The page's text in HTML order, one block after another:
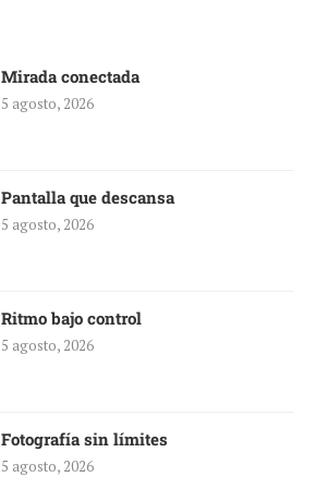
Mirada conectada
5 agosto, 2026
Pantalla que descansa
5 agosto, 2026
Ritmo bajo control
5 agosto, 2026
Fotografía sin límites
5 agosto, 2026